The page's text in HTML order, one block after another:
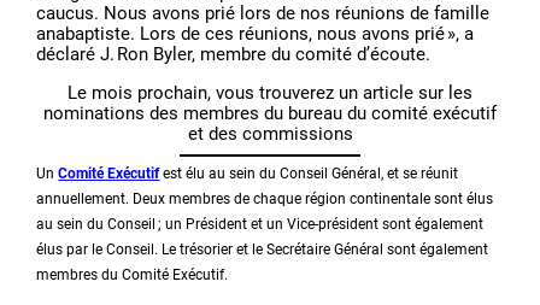
caucus. Nous avons prié lors de nos réunions de famille
anabaptiste. Lors de ces réunions, nous avons prié », a
déclaré J. Ron Byler, membre du comité d’écoute.
Le mois prochain, vous trouverez un article sur les
nominations des membres du bureau du comité exécutif
et des commissions
UnComité Exécutifest élu au sein du Conseil Général, et se réunit
annuellement. Deux membres de chaque région continentale sont élus
au sein du Conseil ; un Président et un Vice-président sont également
élus par le Conseil. Le trésorier et le Secrétaire Général sont également
membres du Comité Exécutif.